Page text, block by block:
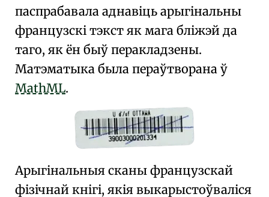
паспрабавала аднавіць арыгінальны
французскі тэкст як мага бліжэй да
таго, як ён быў перакладзены.
Матэматыка была пераўтворана ў
MathML.
Арыгінальныя сканы французскай
фізічнай кнігі, якія выкарыстоўваліся